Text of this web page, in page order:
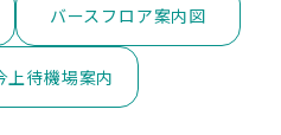
バースフロア案内図
上待機場案内